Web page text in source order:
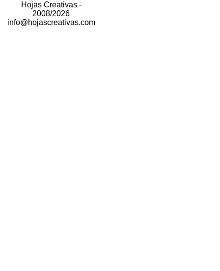
Hojas Creativas -
2008/2026
info@hojascreativas.com